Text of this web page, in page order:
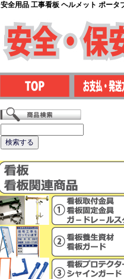
安全用品 工事看板 ヘルメット ポータ